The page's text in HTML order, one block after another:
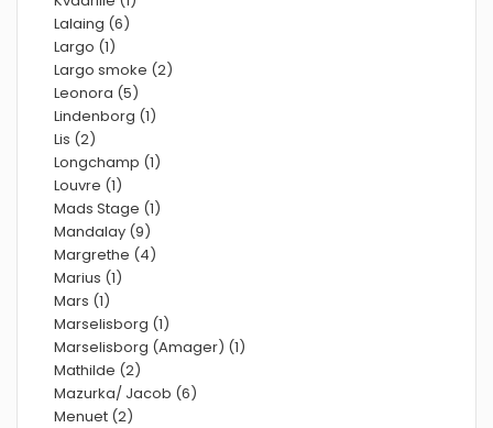
Lalaing (6)
Largo (1)
Largo smoke (2)
Leonora (5)
Lindenborg (1)
Lis (2)
Longchamp (1)
Louvre (1)
Mads Stage (1)
Mandalay (9)
Margrethe (4)
Marius (1)
Mars (1)
Marselisborg (1)
Marselisborg (Amager) (1)
Mathilde (2)
Mazurka/ Jacob (6)
Menuet (2)